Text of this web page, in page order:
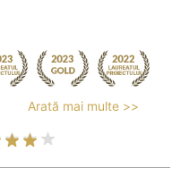
Arată mai multe >>